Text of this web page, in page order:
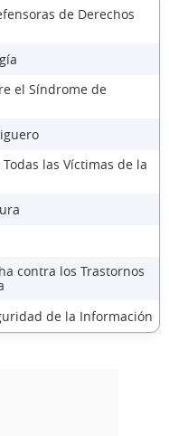
de Derechos
el Síndrome de
las Víctimas de la
contra los Trastornos
de la Información